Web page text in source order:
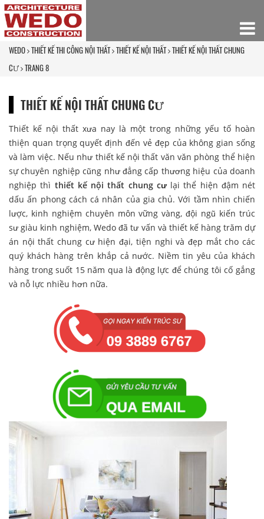
WEDO THIẾT KẾ THI CÔNG NỘI THẤT THIẾT KẾ NỘI THẤT THIẾT KẾ NỘI THẤT CHUNG
CƯ TRANG 8
THIẾT KẾ NỘI THẤT CHUNG CƯ
Thiết kế nội thất xưa nay là một trong những yếu tố hoàn
thiện quan trọng quyết định đến vẻ đẹp của không gian sống
và làm việc. Nếu như thiết kế nội thất văn văn phòng thể hiện
sự chuyên nghiệp cũng như đẳng cấp thương hiệu của doanh
nghiệp thì thiết kế nội thất chung cưlại thể hiện đậm nét
dấu ấn phong cách cá nhân của gia chủ. Với tầm nhìn chiến
lược, kinh nghiệm chuyên môn vững vàng, đội ngũ kiến trúc
sư giàu kinh nghiệm, Wedo đã tư vấn và thiết kế hàng trăm dự
án nội thất chung cư hiện đại, tiện nghi và đẹp mắt cho các
quý khách hàng trên khắp cả nước. Niềm tin yêu của khách
hàng trong suốt 15 năm qua là động lực để chúng tôi cố gắng
và nỗ lực nhiều hơn nữa.